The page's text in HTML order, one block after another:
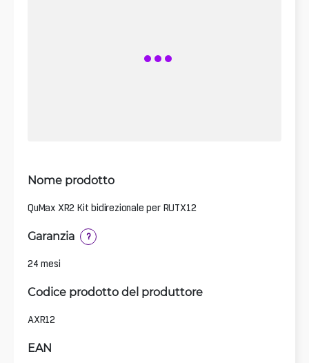
Nome prodotto
QuMax XR2 Kit bidirezionale per RUTX12
Garanzia ?
24 mesi
Codice prodotto del produttore
AXR12
EAN